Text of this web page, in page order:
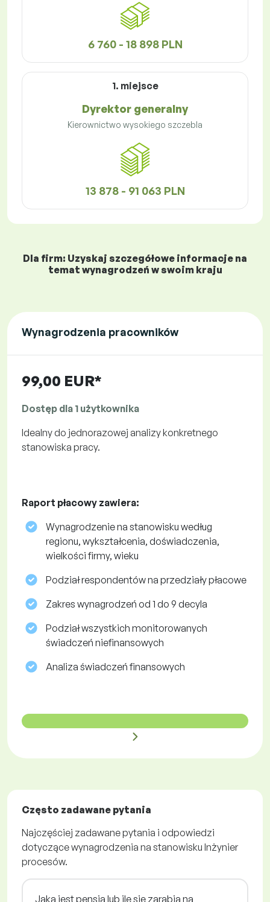
6 760 - 18 898 PLN
1. miejsce
Dyrektor generalny
Kierownictwo wysokiego szczebla
13 878 - 91 063 PLN
Dla firm: Uzyskaj szczegółowe informacje na
temat wynagrodzeń w swoim kraju
Wynagrodzenia pracowników
99,00 EUR*
Dostęp dla 1 użytkownika
Idealny do jednorazowej analizy konkretnego
stanowiska pracy.
Raport płacowy zawiera:
Wynagrodzenie na stanowisku według
regionu, wykształcenia, doświadczenia,
wielkości firmy, wieku
Podział respondentów na przedziały płacowe
Zakres wynagrodzeń od 1 do 9 decyla
Podział wszystkich monitorowanych
świadczeń niefinansowych
Analiza świadczeń finansowych
Często zadawane pytania
Najczęściej zadawane pytania i odpowiedzi
dotyczące wynagrodzenia na stanowisku Inżynier
procesów.
Jaka jest pensja lub ile się zarabia na